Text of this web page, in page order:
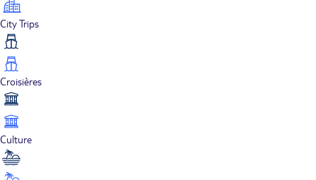
City Trips
Croisières
Culture